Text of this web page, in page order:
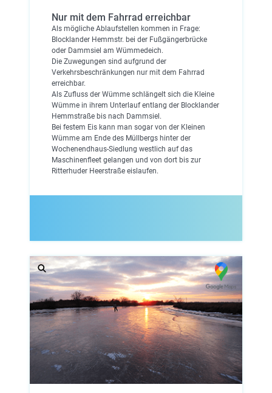
Nur mit dem Fahrrad erreichbar
Als mögliche Ablaufstellen kommen in Frage:
Blocklander Hemmstr. bei der Fußgängerbrücke
oder Dammsiel am Wümmedeich.
Die Zuwegungen sind aufgrund der
Verkehrsbeschränkungen nur mit dem Fahrrad
erreichbar.
Als Zufluss der Wümme schlängelt sich die Kleine
Wümme in ihrem Unterlauf entlang der Blocklander
Hemmstraße bis nach Dammsiel.
Bei festem Eis kann man sogar von der Kleinen
Wümme am Ende des Müllbergs hinter der
Wochenendhaus-Siedlung westlich auf das
Maschinenfleet gelangen und von dort bis zur
Ritterhuder Heerstraße eislaufen.